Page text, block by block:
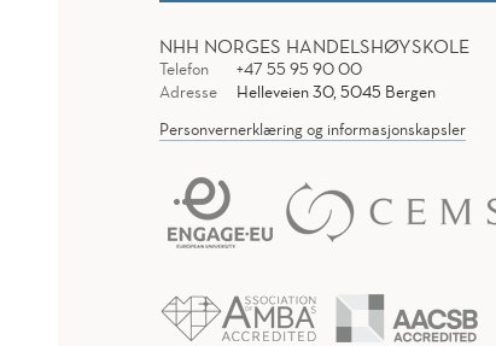
NHH NORGES HANDELSHØYSKOLE
Telefon
+47 55 95 90 00
Adresse
Helleveien 30, 5045 Bergen
Personvernerklæring og informasjonskapsler